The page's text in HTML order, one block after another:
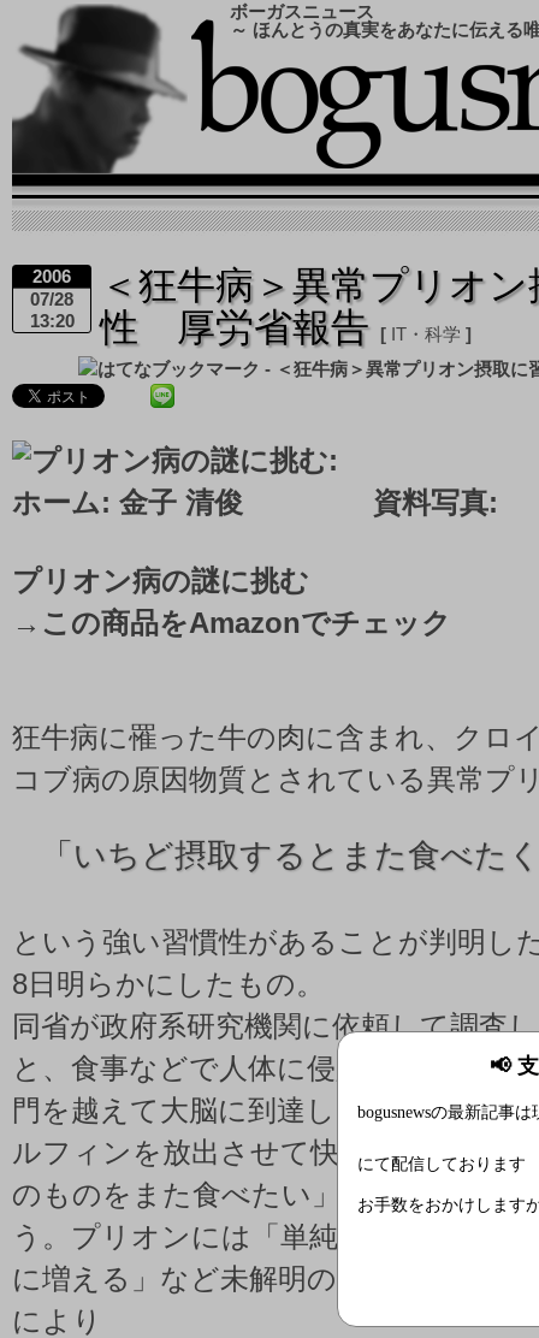
📢
bogusnewsの最新記事は
にて配信しております
お手数をおかけします
ボーガスニュース
～ ほんとうの真実をあなたに伝える
2006
07/28
13:20
＜狂牛病＞異常プリオ
性 厚労省報告
IT・科学
資料写真:
プリオン病の謎に挑む
→ この商品をAmazonでチェック
狂牛病に罹った牛の肉に含まれ、クロ
コブ病の原因物質とされている異常プ
「いちど摂取するとまた食べた
という強い習慣性があることが判明し
8日明らかにしたもの。
同省が政府系研究機関に依頼して調査
と、食事などで人体に侵入した異常プ
門を越えて大脳に到達したあと神経細
ルフィンを放出させて快感を感じさせ
のものをまた食べたい」という条件付
う。プリオンには「単純なタンパク質
に増える」など未解明の謎があったが
により